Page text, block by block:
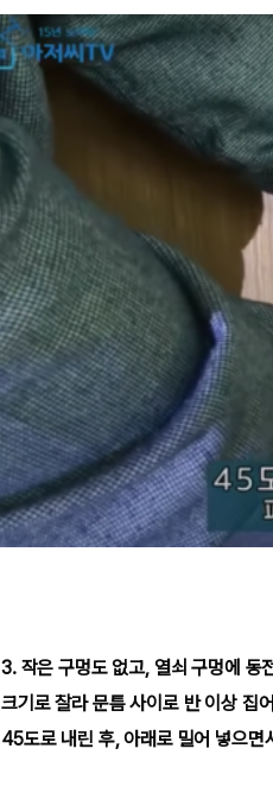
3. 작은 구멍도 없고, 열쇠 구멍에 동
크기로 잘라 문틈 사이로 반 이상 집
45도로 내린 후, 아래로 밀어 넣으면